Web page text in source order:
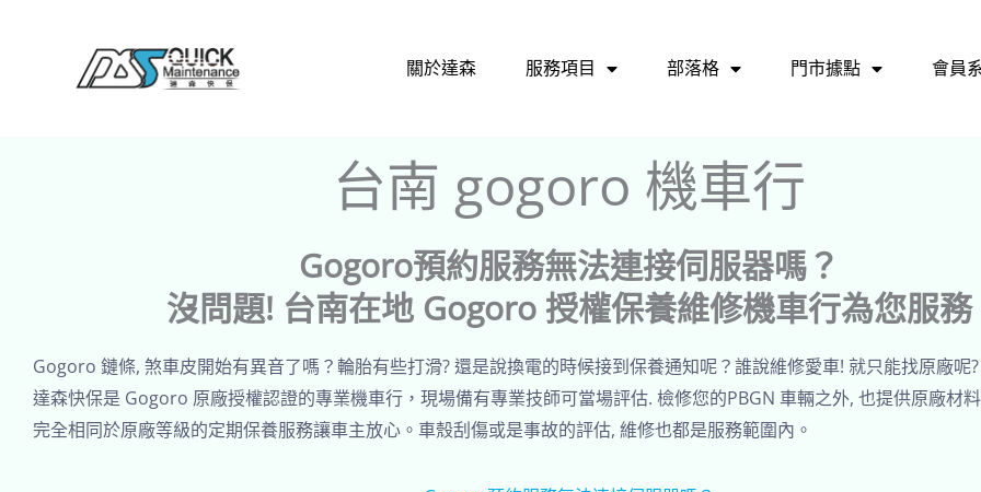
關於達森 服務項目 部落格 門市據點 會員
台南 gogoro 機車行
Gogoro預約服務無法連接伺服器嗎？
沒問題! 台南在地 Gogoro 授權保養維修機車行為您服務
Gogoro 鏈條, 煞車皮開始有異音了嗎？輪胎有些打滑? 還是說換電的時候接到保養通知呢？誰說維修愛車! 就只能找原廠呢?
達森快保是 Gogoro 原廠授權認證的專業機車行，現場備有專業技師可當場評估. 檢修您的PBGN 車輛之外, 也提供原廠材
完全相同於原廠等級的定期保養服務讓車主放心。車殼刮傷或是事故的評估, 維修也都是服務範圍內。